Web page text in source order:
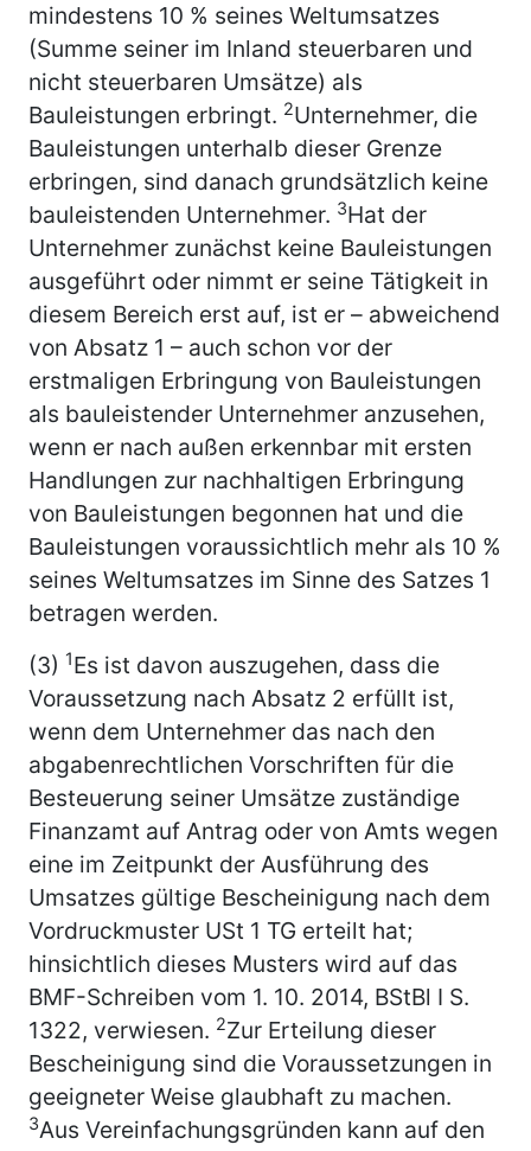
mindestens 10 % seines Weltumsatzes
(Summe seiner im Inland steuerbaren und
nicht steuerbaren Umsätze) als
Bauleistungen erbringt. 2Unternehmer, die
Bauleistungen unterhalb dieser Grenze
erbringen, sind danach grundsätzlich keine
bauleistenden Unternehmer. 3Hat der
Unternehmer zunächst keine Bauleistungen
ausgeführt oder nimmt er seine Tätigkeit in
diesem Bereich erst auf, ist er – abweichend
von Absatz 1 – auch schon vor der
erstmaligen Erbringung von Bauleistungen
als bauleistender Unternehmer anzusehen,
wenn er nach außen erkennbar mit ersten
Handlungen zur nachhaltigen Erbringung
von Bauleistungen begonnen hat und die
Bauleistungen voraussichtlich mehr als 10 %
seines Weltumsatzes im Sinne des Satzes 1
betragen werden.
(3) 1Es ist davon auszugehen, dass die
Voraussetzung nach Absatz 2 erfüllt ist,
wenn dem Unternehmer das nach den
abgabenrechtlichen Vorschriften für die
Besteuerung seiner Umsätze zuständige
Finanzamt auf Antrag oder von Amts wegen
eine im Zeitpunkt der Ausführung des
Umsatzes gültige Bescheinigung nach dem
Vordruckmuster USt 1 TG erteilt hat;
hinsichtlich dieses Musters wird auf das
BMF-Schreiben vom 1. 10. 2014, BStBl I S.
1322, verwiesen. 2Zur Erteilung dieser
Bescheinigung sind die Voraussetzungen in
geeigneter Weise glaubhaft zu machen.
3Aus Vereinfachungsgründen kann auf den